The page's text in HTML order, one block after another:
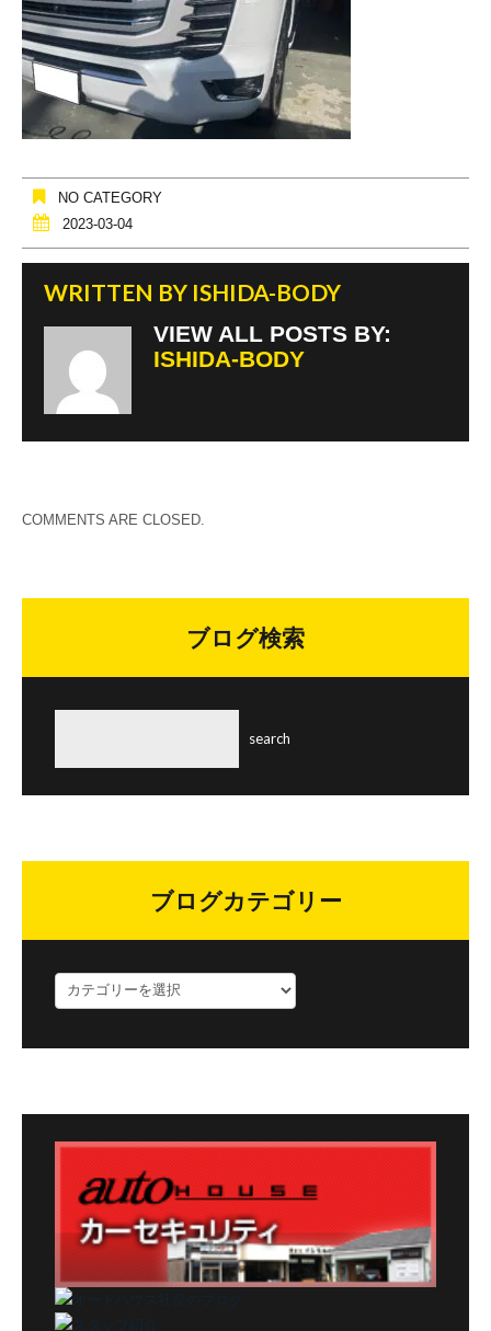
NO CATEGORY
2023-03-04
WRITTEN BY ISHIDA-BODY
VIEW ALL POSTS BY:
ISHIDA-BODY
COMMENTS ARE CLOSED.
ブログ検索
ブログカテゴリー
ロ
ー